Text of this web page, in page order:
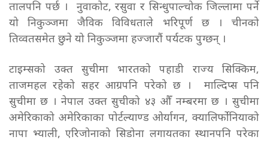
तालपनि पर्छ । नुवाकोट, रसुवा र सिन्धुपाल्चोक जिल्लामा पर्ने
यो निकुञ्जमा जैविक विविधताले भरिपूर्ण छ । चीनको
तिव्वतसमेत छुने यो निकुञ्जमा हज्जारौं पर्यटक पुग्छन् ।
टाइम्सको उक्त सुचीमा भारतको पहाडी राज्य सिक्किम,
ताजमहल रहेको सहर आग्रपनि परेको छ । माल्दिप्स पनि
सुचीमा छ । नेपाल उक्त सुचीको ४३ औँ नम्बरमा छ । सुचीमा
अमेरिकाको अमेरिकाका पोर्टल्याण्ड ओर्यागन, क्यालिर्फोनियाको
नापा भ्याली, एरिजोनाको सिडोना लगायतका स्थानपनि परेका